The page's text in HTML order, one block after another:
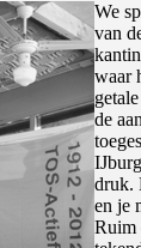
We
van
waar
de
druk.
en je
Ruim